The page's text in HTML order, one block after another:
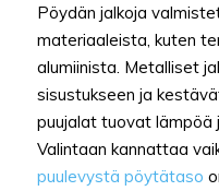
Pöydän jalkoja
materiaaleista, kuten
alumiinista. Metalliset
sisustukseen ja
puujalat tuovat lämpöä
Valintaan kannattaa
puulevystä pöytätaso